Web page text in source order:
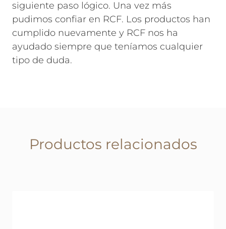
siguiente paso lógico. Una vez más
pudimos confiar en RCF. Los productos han
cumplido nuevamente y RCF nos ha
ayudado siempre que teníamos cualquier
tipo de duda.
Productos relacionados